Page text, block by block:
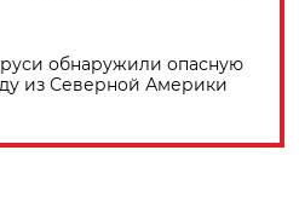
обнаружили опасную
из Северной Америки